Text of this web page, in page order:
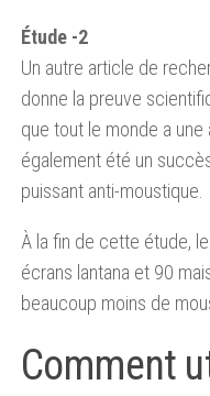
Étude -2
Un autre article de
donne la preuve
que tout le monde a
également été un
puissant anti-moustique.
À la fin de cette étude,
écrans lantana et 90
beaucoup moins de
Comment